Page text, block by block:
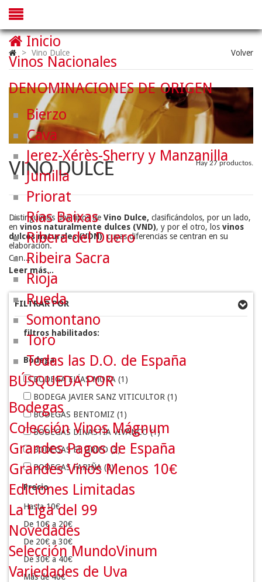
> Vino Dulce Volver
VINO DULCE Hay 27 productos.
Distinguimos dos tipos de Vino Dulce, clasificándolos, por un lado,
en vinos naturalmente dulces (VND), y por el otro, los vinos
dulces naturales (VDN), cuyas diferencias se centran en su
elaboración.
Con...
Leer más...
FILTRAR POR
filtros habilitados:
Bodega
BODEGA ELÍAS MORA (1)
BODEGA JAVIER SANZ VITICULTOR (1)
BODEGAS BENTOMIZ (1)
BODEGAS DINASTÍA VIVANCO(1)
BODEGAS EL GRIFO (3)
BODEGAS FARIÑA (2)
BODEGAS LOS BERMEJOS (2)
BODEGAS MENADE
BODEGAS OLLAURI-CONDE DE LOS ANDES
BODEGAS VEGA SAÚCO
BODEGAS Y VIÑEDOS PRADA A TOPE
DOMINIO DEL BENDITO(1)
Precio
Hasta 10€
De 10€ a 20€
De 20€ a 30€
De 30€ a 40€
Más de 40€
Inicio
Vinos Nacionales
DENOMINACIONES DE ORIGEN
Bierzo
Cava
Jerez-Xérès-Sherry y Manzanilla
Jumilla
Priorat
Rías Baixas
Ribera del Duero
Ribeira Sacra
Rioja
Rueda
Somontano
Toro
Todas las D.O. de España
BÚSQUEDA POR
Bodegas
Colección Vinos Mágnum
Grandes Pagos de España
Grandes Vinos Menos 10€
Ediciones Limitadas
La Liga del 99
Novedades
Selección MundoVinum
Variedades de Uva